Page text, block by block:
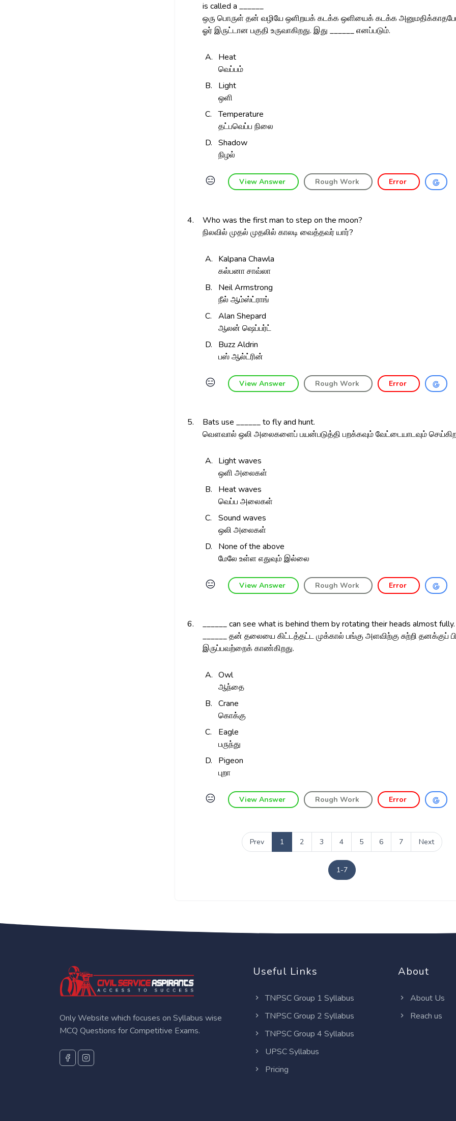
is called a ______
ஒரு பொருள் தன் வழியே ஒளிறயக் கடக்க ஒளியைக் கடக்க
ஓர் இருட்டான பகுதி உருவாகிறது. இது ______ எனப்படும்.
A. Heat
வெப்பம்
B.
Light
ஒளி
C.
Temperature
தட்பவெப்ப நிலை
D.
Shadow
நிழல்
😑 View Answer Rough Work Error
4.
Who was the first man to step on the moon?
நிலவில் முதல் முதலில் காலடி வைத்தவர் யார்?
A. Kalpana Chawla
கல்பனா சாவ்லா
B.
Neil Armstrong
நீல் ஆம்ஸ்ட்ராங்
C.
Alan Shepard
ஆலன் ஷெப்பர்ட்
D.
Buzz Aldrin
பஸ் ஆல்ட்ரின்
😑 View Answer Rough Work Error
5.
Bats use ______ to fly and hunt.
வௌவால் ஒலி அலைகளைப் பயன்படுத்தி பறக்கவும் வேட்டையாடவும்
A. Light waves
ஒளி அலைகள்
B.
Heat waves
வெப்ப அலைகள்
C.
Sound waves
ஒலி அலைகள்
D.
None of the above
மேலே உள்ள எதுவும் இல்லை
😑 View Answer Rough Work Error
6.
______ can see what is behind them by rotating their heads almost fully.
______ தன் தலையை கிட்டத்தட்ட முக்கால் பங்கு அளவிற்கு சுற்றி தனக்குப்
இருப்பவற்றைக் காண்கிறது.
A. Owl
ஆந்தை
B.
Crane
கொக்கு
C.
Eagle
பருந்து
D.
Pigeon
புறா
😑 View Answer Rough Work Error
Prev 1 2 3 4 5 6 7 Next
1-7
Only Website which focuses on Syllabus wise
MCQ Questions for Competitive Exams.
Useful Links
TNPSC Group 1 Syllabus
TNPSC Group 2 Syllabus
TNPSC Group 4 Syllabus
UPSC Syllabus
Pricing
About
About Us
Reach us